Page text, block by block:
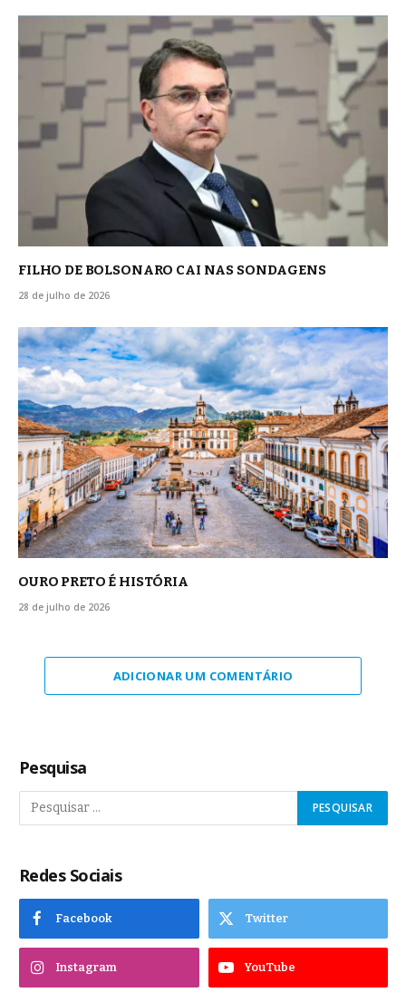
FILHO DE BOLSONARO CAI NAS SONDAGENS
28 de julho de 2026
OURO PRETO É HISTÓRIA
28 de julho de 2026
ADICIONAR UM COMENTÁRIO
Pesquisa
Redes Sociais
Facebook Twitter
Instagram YouTube